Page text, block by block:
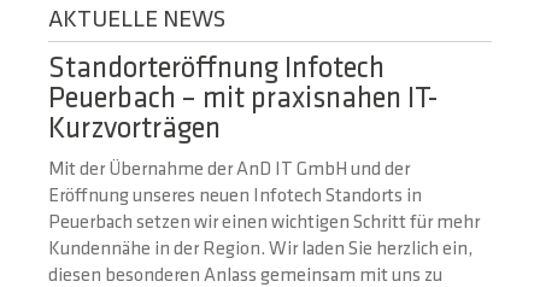
AKTUELLE NEWS
Standorteröffnung Infotech
Peuerbach – mit praxisnahen IT-
Kurzvorträgen
Mit der Übernahme der AnD IT GmbH und der
Eröffnung unseres neuen Infotech Standorts in
Peuerbach setzen wir einen wichtigen Schritt für mehr
Kundennähe in der Region. Wir laden Sie herzlich ein,
diesen besonderen Anlass gemeinsam mit uns zu